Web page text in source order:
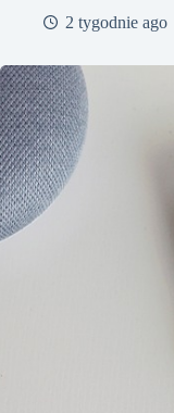
2 tygodnie ago